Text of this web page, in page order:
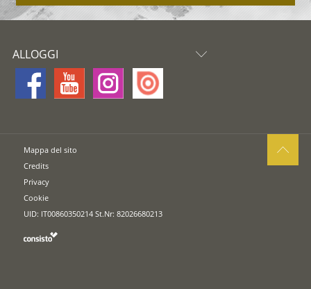
ALLOGGI
Mappa del sito
Credits
Privacy
Cookie
UID: IT00860350214 St.Nr: 82026680213